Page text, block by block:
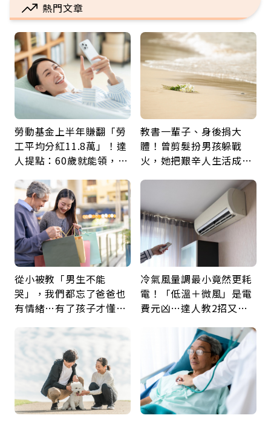
熱門文章
勞動基金上半年賺翻「勞
工平均分紅11.8萬」！達
人提點：60歲就能領，重
教書一輩子、身後捐大
體！曾剪髮扮男孩躲戰
火，她把艱辛人生活成風
從小被教「男生不能
哭」，我們都忘了爸爸也
有情緒…有了孩子才懂：
久違的關心
冷氣風量調最小竟然更耗
電！「低溫＋微風」是電
費元凶…達人教2招又涼